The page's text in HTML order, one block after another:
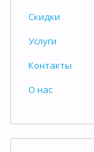
Скидки
Услуги
Контакты
О нас